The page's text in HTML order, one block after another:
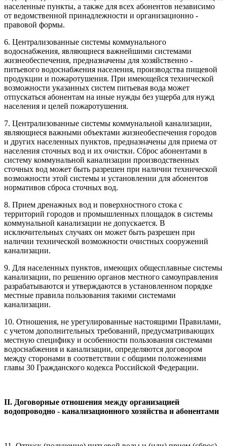
населенные пункты, а также для всех абонентов независимо
от ведомственной принадлежности и организационно -
правовой формы.
6. Централизованные системы коммунального
водоснабжения, являющиеся важнейшими системами
жизнеобеспечения, предназначены для хозяйственно -
питьевого водоснабжения населения, производства пищевой
продукции и пожаротушения. При имеющейся технической
возможности указанных систем питьевая вода может
отпускаться абонентам на иные нужды без ущерба для нужд
населения и целей пожаротушения.
7. Централизованные системы коммунальной канализации,
являющиеся важными объектами жизнеобеспечения городов
и других населенных пунктов, предназначены для приема от
населения сточных вод и их очистки. Сброс абонентами в
систему коммунальной канализации производственных
сточных вод может быть разрешен при наличии технической
возможности этой системы и установлении для абонентов
нормативов сброса сточных вод.
8. Прием дренажных вод и поверхностного стока с
территорий городов и промышленных площадок в системы
коммунальной канализации не допускается. В
исключительных случаях он может быть разрешен при
наличии технической возможности очистных сооружений
канализации.
9. Для населенных пунктов, имеющих общесплавные системы
канализации, по решению органов местного самоуправления
разрабатываются и утверждаются в установленном порядке
местные правила пользования такими системами
канализации.
10. Отношения, не урегулированные настоящими Правилами,
с учетом дополнительных требований, предусматривающих
местную специфику и особенности пользования системами
водоснабжения и канализации, определяются договором
между сторонами в соответствии с общими положениями
главы 30 Гражданского кодекса Российской Федерации.
II. Договорные отношения между организацией
водопроводно - канализационного хозяйства и абонентами